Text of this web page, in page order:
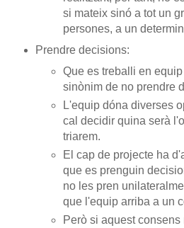
si mateix sinó a tot un
persones, a un
Prendre decisions:
Que es treballi en
sinònim de no prendre
L'equip dóna diverses
cal decidir quina serà
triarem.
El cap de projecte ha
que es prenguin
no les pren
que l'equip arriba a un
Però si aquest consens